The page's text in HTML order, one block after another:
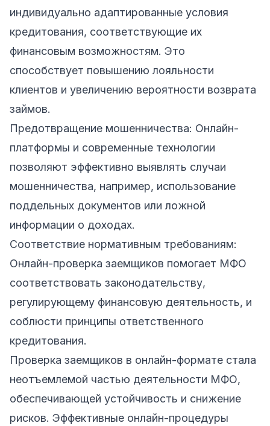
индивидуально адаптированные условия
кредитования, соответствующие их
финансовым возможностям. Это
способствует повышению лояльности
клиентов и увеличению вероятности возврата
займов.
Предотвращение мошенничества: Онлайн-
платформы и современные технологии
позволяют эффективно выявлять случаи
мошенничества, например, использование
поддельных документов или ложной
информации о доходах.
Соответствие нормативным требованиям:
Онлайн-проверка заемщиков помогает МФО
соответствовать законодательству,
регулирующему финансовую деятельность, и
соблюсти принципы ответственного
кредитования.
Проверка заемщиков в онлайн-формате стала
неотъемлемой частью деятельности МФО,
обеспечивающей устойчивость и снижение
рисков. Эффективные онлайн-процедуры